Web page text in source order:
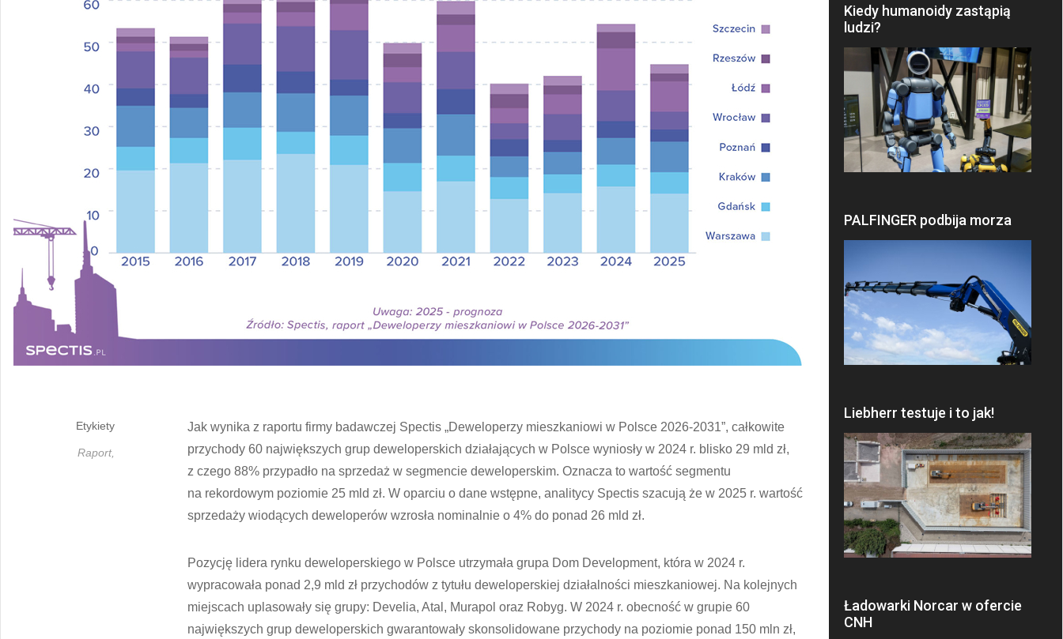
Etykiety
Raport,
Jak wynika z raportu firmy badawczej Spectis „Deweloperzy mieszkaniowi w Polsce 2026-2031”, całkowite
przychody 60 największych grup deweloperskich działających w Polsce wyniosły w 2024 r. blisko 29 mld zł,
z czego 88% przypadło na sprzedaż w segmencie deweloperskim. Oznacza to wartość segmentu
na rekordowym poziomie 25 mld zł. W oparciu o dane wstępne, analitycy Spectis szacują że w 2025 r. wartość
sprzedaży wiodących deweloperów wzrosła nominalnie o 4% do ponad 26 mld zł.
Pozycję lidera rynku deweloperskiego w Polsce utrzymała grupa Dom Development, która w 2024 r.
wypracowała ponad 2,9 mld zł przychodów z tytułu deweloperskiej działalności mieszkaniowej. Na kolejnych
miejscach uplasowały się grupy: Develia, Atal, Murapol oraz Robyg. W 2024 r. obecność w grupie 60
największych grup deweloperskich gwarantowały skonsolidowane przychody na poziomie ponad 150 mln zł,
Kiedy humanoidy zastąpią
ludzi?
PALFINGER podbija morza
Liebherr testuje i to jak!
Ładowarki Norcar w ofercie
CNH